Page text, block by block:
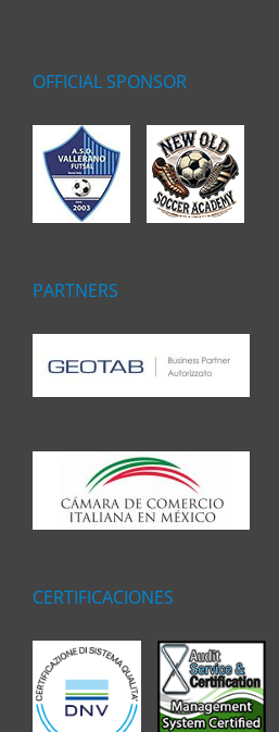
OFFICIAL SPONSOR
PARTNERS
CERTIFICACIONES